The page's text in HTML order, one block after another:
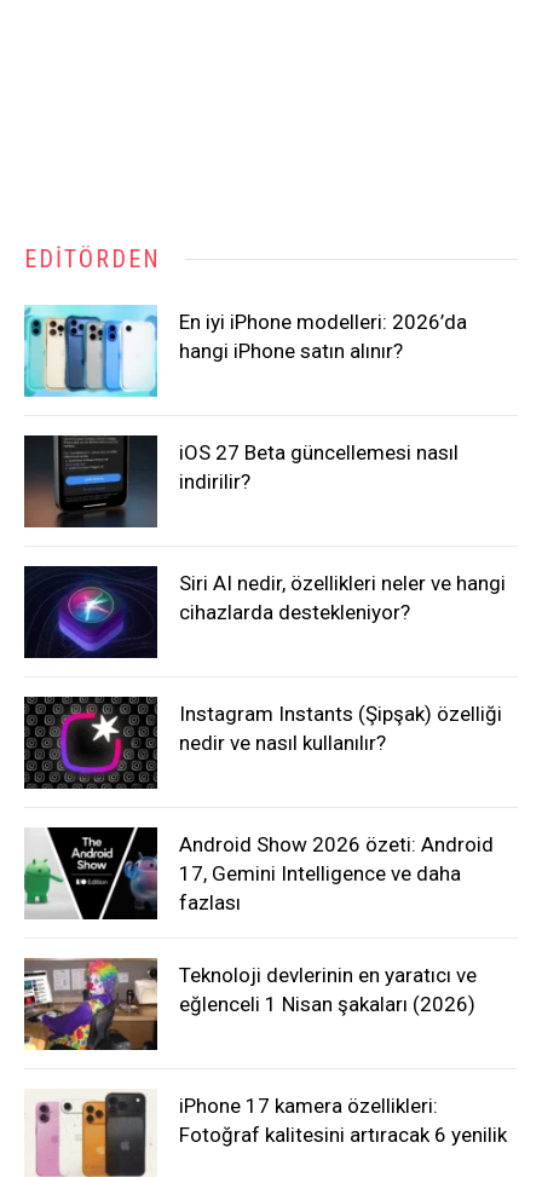
EDITÖRDEN
En iyi iPhone modelleri: 2026’da
hangi iPhone satın alınır?
iOS 27 Beta güncellemesi nasıl
indirilir?
Siri AI nedir, özellikleri neler ve hangi
cihazlarda destekleniyor?
Instagram Instants (Şipşak) özelliği
nedir ve nasıl kullanılır?
Android Show 2026 özeti: Android
17, Gemini Intelligence ve daha
fazlası
Teknoloji devlerinin en yaratıcı ve
eğlenceli 1 Nisan şakaları (2026)
iPhone 17 kamera özellikleri:
Fotoğraf kalitesini artıracak 6 yenilik